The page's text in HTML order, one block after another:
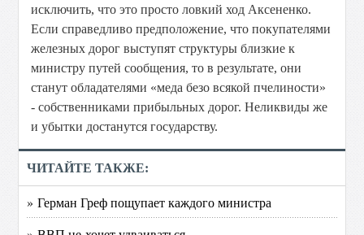
исключить, что это просто ловкий ход Аксененко.
Если справедливо предположение, что покупателями
железных дорог выступят структуры близкие к
министру путей сообщения, то в результате, они
станут обладателями «меда безо всякой пчелиности»
- собственниками прибыльных дорог. Неликвиды же
и убытки достанутся государству.
ЧИТАЙТЕ ТАКЖЕ:
» Герман Греф пощупает каждого министра